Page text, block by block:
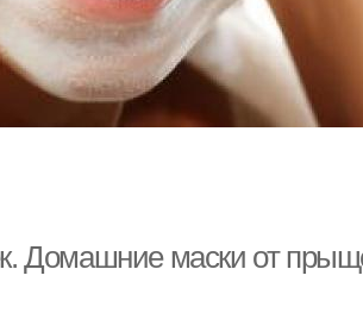
Домашние маски от